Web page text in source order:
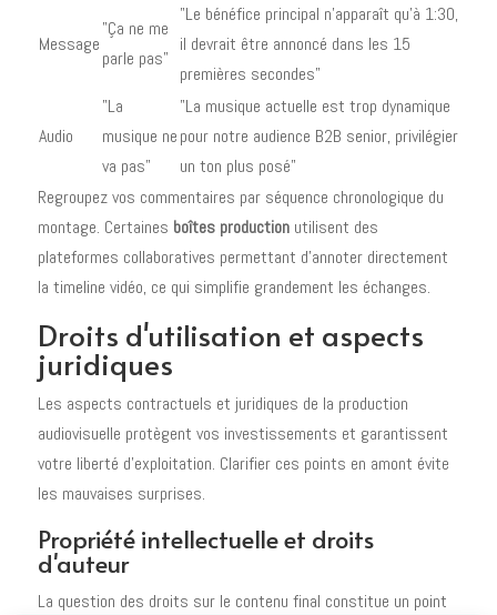
Message
"Ça ne me
parle pas"
"Le bénéfice principal n'apparaît qu'à 1:30,
il devrait être annoncé dans les 15
premières secondes"
Audio
"La
musique ne
va pas"
"La musique actuelle est trop dynamique
pour notre audience B2B senior, privilégier
un ton plus posé"
Regroupez vos commentaires par séquence chronologique du
montage. Certaines boîtes productionutilisent des
plateformes collaboratives permettant d'annoter directement
la timeline vidéo, ce qui simplifie grandement les échanges.
Droits d'utilisation et aspects
juridiques
Les aspects contractuels et juridiques de la production
audiovisuelle protègent vos investissements et garantissent
votre liberté d'exploitation. Clarifier ces points en amont évite
les mauvaises surprises.
Propriété intellectuelle et droits
d'auteur
La question des droits sur le contenu final constitue un point